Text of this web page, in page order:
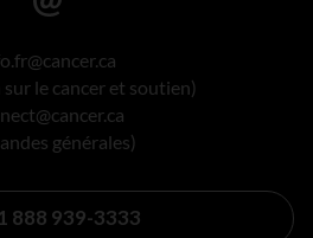
le cancer et soutien)
générales)
1 888 939-3333